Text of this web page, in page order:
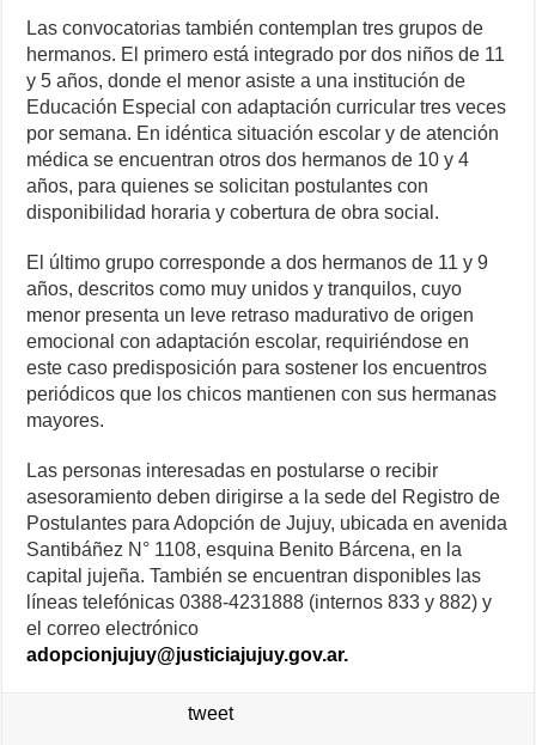
Las convocatorias también contemplan tres grupos de
hermanos. El primero está integrado por dos niños de 11
y 5 años, donde el menor asiste a una institución de
Educación Especial con adaptación curricular tres veces
por semana. En idéntica situación escolar y de atención
médica se encuentran otros dos hermanos de 10 y 4
años, para quienes se solicitan postulantes con
disponibilidad horaria y cobertura de obra social.
El último grupo corresponde a dos hermanos de 11 y 9
años, descritos como muy unidos y tranquilos, cuyo
menor presenta un leve retraso madurativo de origen
emocional con adaptación escolar, requiriéndose en
este caso predisposición para sostener los encuentros
periódicos que los chicos mantienen con sus hermanas
mayores.
Las personas interesadas en postularse o recibir
asesoramiento deben dirigirse a la sede del Registro de
Postulantes para Adopción de Jujuy, ubicada en avenida
Santibáñez N° 1108, esquina Benito Bárcena, en la
capital jujeña. También se encuentran disponibles las
líneas telefónicas 0388-4231888 (internos 833 y 882) y
el correo electrónico
adopcionjujuy@justiciajujuy.gov.ar.
tweet